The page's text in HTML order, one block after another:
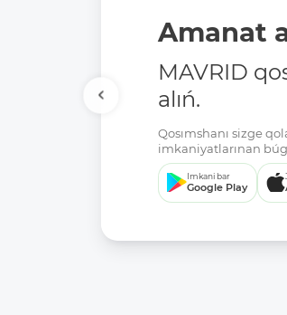
Amanat
MAVRID
alıń.
Qosımshanı sizge
imkaniyatlarınan
Imkani bar
Google Play